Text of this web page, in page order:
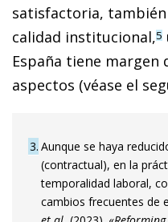
satisfactoria, también
calidad institucional,5
España tiene margen
aspectos (véase el
3 Aunque se haya
(contractual), en la
temporalidad laboral,
cambios frecuentes de